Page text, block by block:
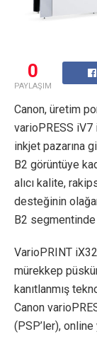
0
PAYLAŞIM
Canon, üretim
varioPRESS
inkjet pazarına
B2 görüntüye
alıcı kalite,
desteğinin
B2
VarioPRINT
mürekkep
kanıtlanmış
Canon
(PSP’ler), online